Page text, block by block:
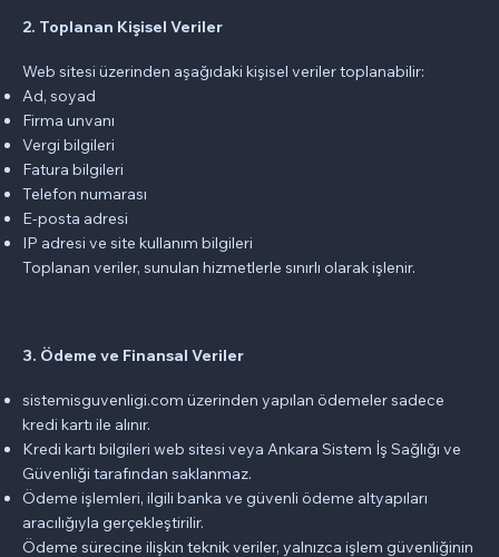
2. Toplanan Kişisel Veriler
Web sitesi üzerinden aşağıdaki kişisel veriler toplanabilir:
Ad, soyad
Firma unvanı
Vergi bilgileri
Fatura bilgileri
Telefon numarası
E-posta adresi
IP adresi ve site kullanım bilgileri
Toplanan veriler, sunulan hizmetlerle sınırlı olarak işlenir.
3. Ödeme ve Finansal Veriler
sistemisguvenligi.com üzerinden yapılan ödemeler sadece
kredi kartı ile alınır.
Kredi kartı bilgileri web sitesi veya Ankara Sistem İş Sağlığı ve
Güvenliği tarafından saklanmaz.
Ödeme işlemleri, ilgili banka ve güvenli ödeme altyapıları
aracılığıyla gerçekleştirilir.
Ödeme sürecine ilişkin teknik veriler, yalnızca işlem güvenliğinin